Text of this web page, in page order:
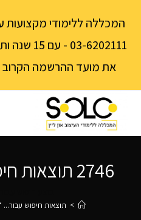
המכללה ללימודי מקצועות
03-
את מועד ההרשמה הקרוב
2746 תוצאות
> תוצאות חיפוש עבור...